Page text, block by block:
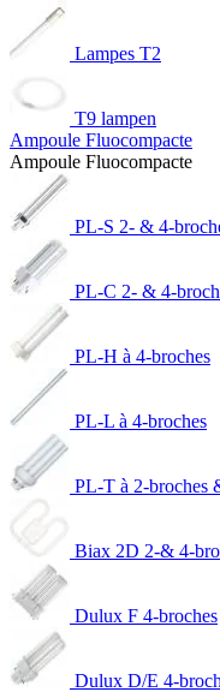
Lampes T2
T9 lampen
Ampoule Fluocompacte
Ampoule Fluocompacte
PL-S 2- & 4-
PL-C 2- & 4-
PL-H à 4-broches
PL-L à 4-broches
PL-T à 2-broches
Biax 2D 2-& 4-
Dulux F 4-broches
Dulux D/E 4-